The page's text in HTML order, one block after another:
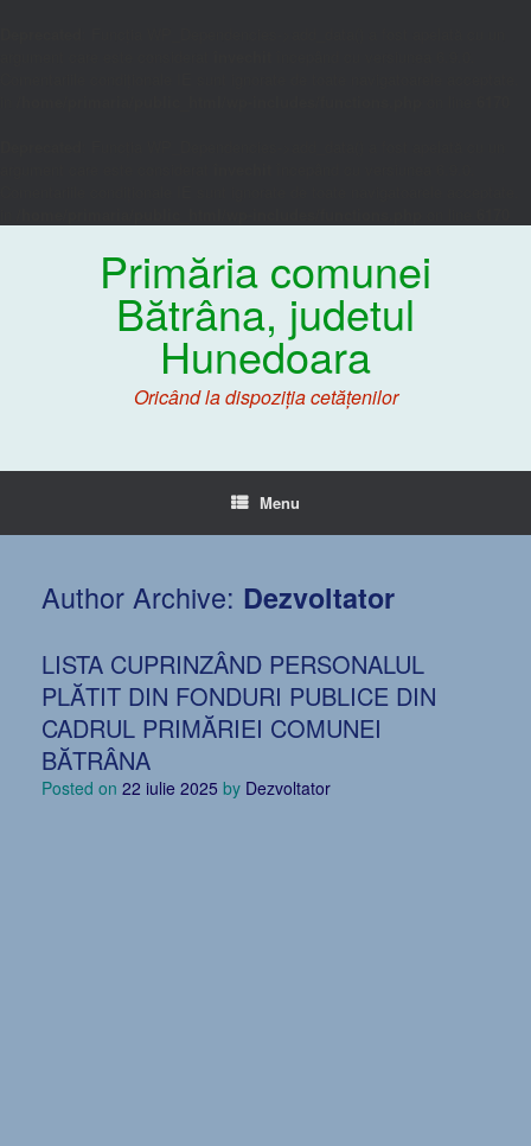
Primăria comunei
Bătrâna, judetul
Hunedoara
Oricând la dispoziția cetățenilor
Menu
Author Archive: Dezvoltator
LISTA CUPRINZÂND PERSONALUL
PLĂTIT DIN FONDURI PUBLICE DIN
CADRUL PRIMĂRIEI COMUNEI
BĂTRÂNA
Posted on 22 iulie 2025 by Dezvoltator